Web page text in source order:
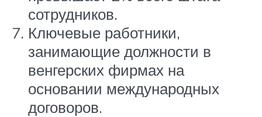
сотрудников.
Ключевые работники,
занимающие должности в
венгерских фирмах на
основании международных
договоров.